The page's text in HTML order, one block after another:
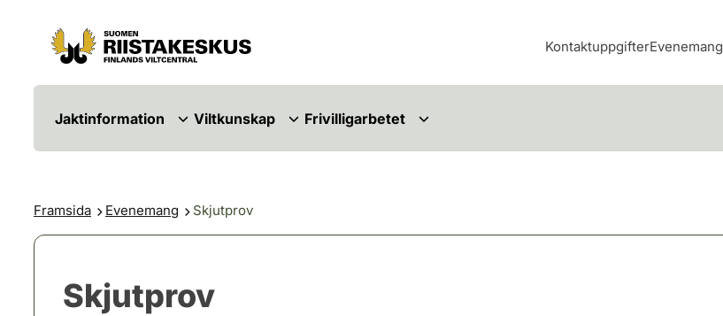
Hoppa till innehåll
Gå till webbplatskartan
KontaktuppgifterEvenemang
Jaktinformation Viltkunskap Frivilligarbetet
Framsida Evenemang Skjutprov
Skjutprov